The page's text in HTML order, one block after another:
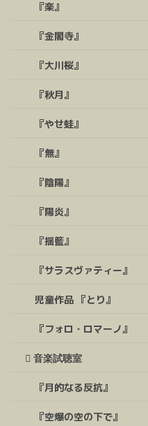
『楽』
『金閣寺』
『大川桜』
『秋月』
『やせ蛙』
『無』
『陰陽』
『陽炎』
『揺籃』
『サラスヴァティー』
児童作品 『とり』
『フォロ・ロマーノ』
音楽試聴室
『月的なる反抗』
『空爆の空の下で』